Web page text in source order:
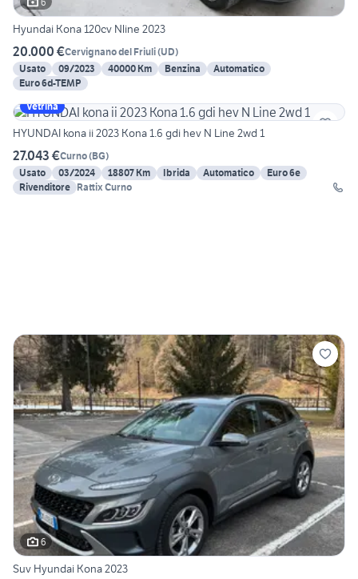
Hyundai Kona 120cv Nline 2023
20.000 €Cervignano del Friuli(UD)
Usato
09/2023 40000 Km Benzina
Automatico
Euro 6d-TEMP
Vetrina
HYUNDAI kona ii 2023 Kona 1.6 gdi hev N Line 2wd 1
27.043 €Curno(BG)
Usato
03/2024 18807 Km Ibrida Automatico
Euro 6e
Rivenditore Rattix Curno
6
Suv Hyundai Kona 2023